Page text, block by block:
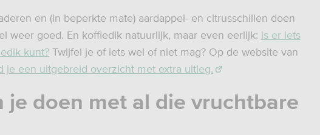
en (in beperkte mate) aardappel- en citrusschillen doen
weer goed. En koffiedik natuurlijk, maar even eerlijk: is er iets
kunt? Twijfel je of iets wel of niet mag? Op de website van
je een uitgebreid overzicht met extra uitleg.
je doen met al die vruchtbare